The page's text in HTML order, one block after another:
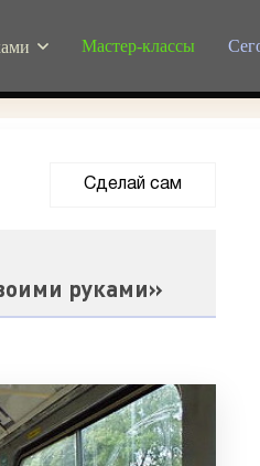
Мастер-классы
Сделай сам
руками»